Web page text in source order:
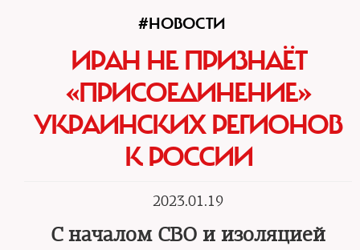
#НОВОСТИ
ИРАН НЕ ПРИЗНАЁТ
«ПРИСОЕДИНЕНИЕ»‎
УКРАИНСКИХ РЕГИОНОВ
К РОССИИ
2023.01.19
С началом СВО и изоляцией